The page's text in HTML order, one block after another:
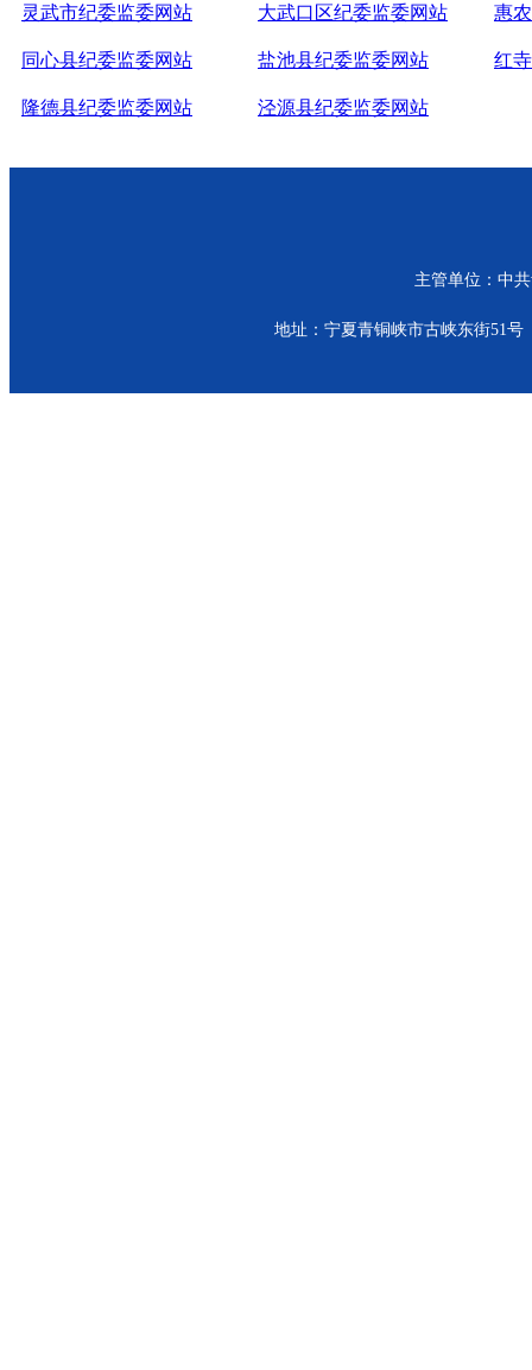
灵武市纪委监委网站 大武口区纪委监委网站 惠
同心县纪委监委网站 盐池县纪委监委网站 红
隆德县纪委监委网站 泾源县纪委监委网站
主管单位：中
地址：宁夏青铜峡市古峡东街51